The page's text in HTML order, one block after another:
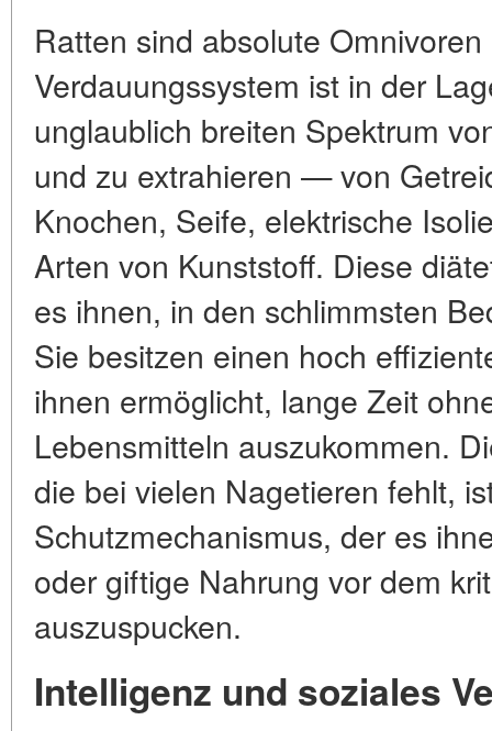
Ratten sind absolute
Verdauungssystem ist in der
unglaublich breiten Spektrum
und zu extrahieren — von
Knochen, Seife, elektrische
Arten von Kunststoff. Diese
es ihnen, in den schlimmsten
Sie besitzen einen hoch
ihnen ermöglicht, lange Zeit
Lebensmitteln auszukommen.
die bei vielen Nagetieren fehlt,
Schutzmechanismus, der es
oder giftige Nahrung vor dem
auszuspucken.
Intelligenz und soziales